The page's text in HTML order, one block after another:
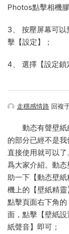
Photos點擊相機
3、 按壓屏幕可
擊【設定】；
4、 選擇【設定
走穩感情路 回複
動态有聲壁紙
的部分已經不是
直接使用就可以
爲大家介紹。動
助一下【動态壁
機上的【壁紙精
點擊頁面右下角
面，點擊【壁紙
紙聲音】即可